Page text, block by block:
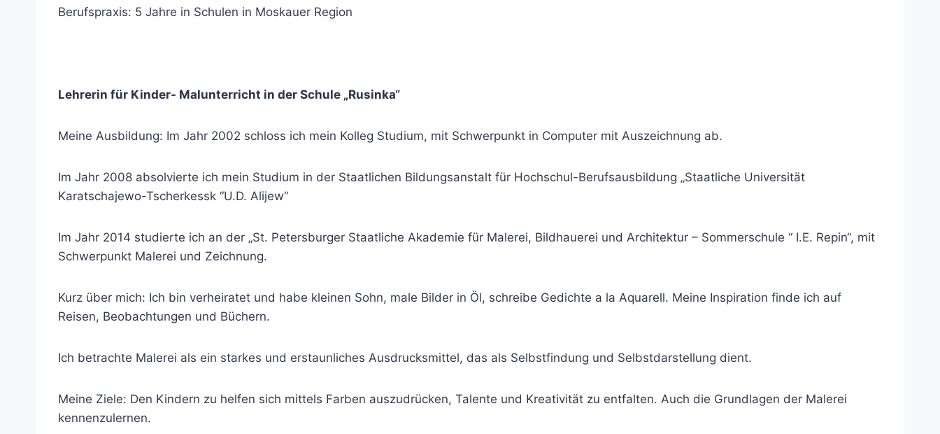
Berufspraxis: 5 Jahre in Schulen in Moskauer Region
Lehrerin für Kinder- Malunterricht in der Schule „Rusinka“
Meine Ausbildung: Im Jahr 2002 schloss ich mein Kolleg Studium, mit Schwerpunkt in Computer mit Auszeichnung ab.
Im Jahr 2008 absolvierte ich mein Studium in der Staatlichen Bildungsanstalt für Hochschul-Berufsausbildung „Staatliche Universität
Karatschajewo-Tscherkessk “U.D. Alijew“
Im Jahr 2014 studierte ich an der „St. Petersburger Staatliche Akademie für Malerei, Bildhauerei und Architektur – Sommerschule “ I.E. Repin“, mit
Schwerpunkt Malerei und Zeichnung.
Kurz über mich: Ich bin verheiratet und habe kleinen Sohn, male Bilder in Öl, schreibe Gedichte a la Aquarell. Meine Inspiration finde ich auf
Reisen, Beobachtungen und Büchern.
Ich betrachte Malerei als ein starkes und erstaunliches Ausdrucksmittel, das als Selbstfindung und Selbstdarstellung dient.
Meine Ziele: Den Kindern zu helfen sich mittels Farben auszudrücken, Talente und Kreativität zu entfalten. Auch die Grundlagen der Malerei
kennenzulernen.